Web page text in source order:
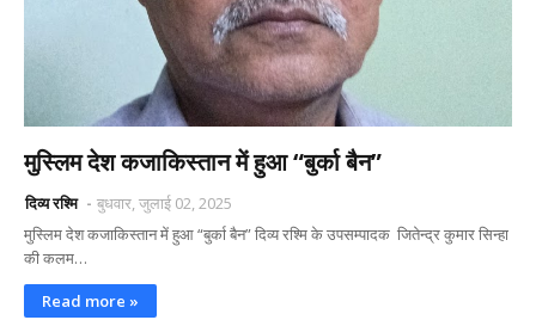
मुस्लिम देश कजाकिस्तान में हुआ “बुर्का बैन”
दिव्य रश्मि
बुधवार, जुलाई 02, 2025
मुस्लिम देश कजाकिस्तान में हुआ “बुर्का बैन” दिव्य रश्मि के उपसम्पादक जितेन्द्र कुमार सिन्हा
की कलम…
Read more »